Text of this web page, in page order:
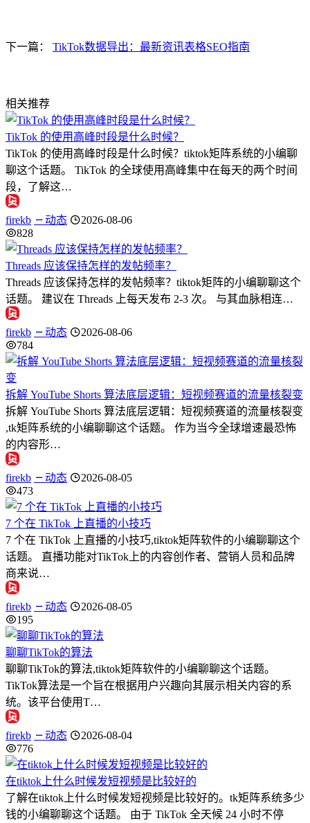
下一篇： TikTok数据导出：最新资讯表格SEO指南
相关推荐
TikTok 的使用高峰时段是什么时候？
TikTok 的使用高峰时段是什么时候？tiktok矩阵系统的小编聊
聊这个话题。 TikTok 的全球使用高峰集中在每天的两个时间
段，了解这…
firekb 动态
2026-08-06
828
Threads 应该保持怎样的发帖频率？
Threads 应该保持怎样的发帖频率？tiktok矩阵的小编聊聊这个
话题。 建议在 Threads 上每天发布 2-3 次。 与其血脉相连…
firekb 动态
2026-08-06
784
拆解 YouTube Shorts 算法底层逻辑：短视频赛道的流量核裂变
拆解 YouTube Shorts 算法底层逻辑：短视频赛道的流量核裂变
,tk矩阵系统的小编聊聊这个话题。 作为当今全球增速最恐怖
的内容形…
firekb 动态
2026-08-05
473
7 个在 TikTok 上直播的小技巧
7 个在 TikTok 上直播的小技巧,tiktok矩阵软件的小编聊聊这个
话题。 直播功能对TikTok上的内容创作者、营销人员和品牌
商来说…
firekb 动态
2026-08-05
195
聊聊TikTok的算法
聊聊TikTok的算法,tiktok矩阵软件的小编聊聊这个话题。
TikTok算法是一个旨在根据用户兴趣向其展示相关内容的系
统。该平台使用T…
firekb 动态
2026-08-04
776
在tiktok上什么时候发短视频是比较好的
了解在tiktok上什么时候发短视频是比较好的。tk矩阵系统多少
钱的小编聊聊这个话题。 由于 TikTok 全天候 24 小时不停